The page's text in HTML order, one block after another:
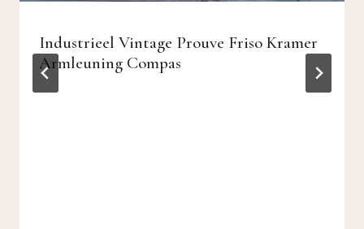
Industrieel Vintage Prouve Friso Kramer
Armleuning Compas